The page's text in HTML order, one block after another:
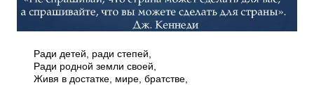
Ради детей, ради степей,
Ради родной земли своей,
Живя в достатке, мире, братстве,